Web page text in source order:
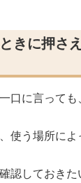
きに押さ
口に言って
使う場所に
認しておき